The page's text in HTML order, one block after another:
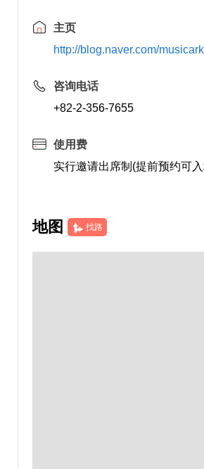
主页
http://blog.naver.com/
咨询电话
+82-2-356-7655
使用费
实行邀请出席制(提前预约可
地图 找路